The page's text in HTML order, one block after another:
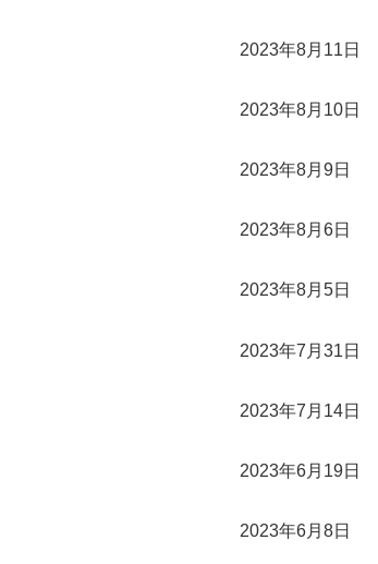
2023年8月11日
2023年8月10日
2023年8月9日
2023年8月6日
2023年8月5日
2023年7月31日
2023年7月14日
2023年6月19日
2023年6月8日